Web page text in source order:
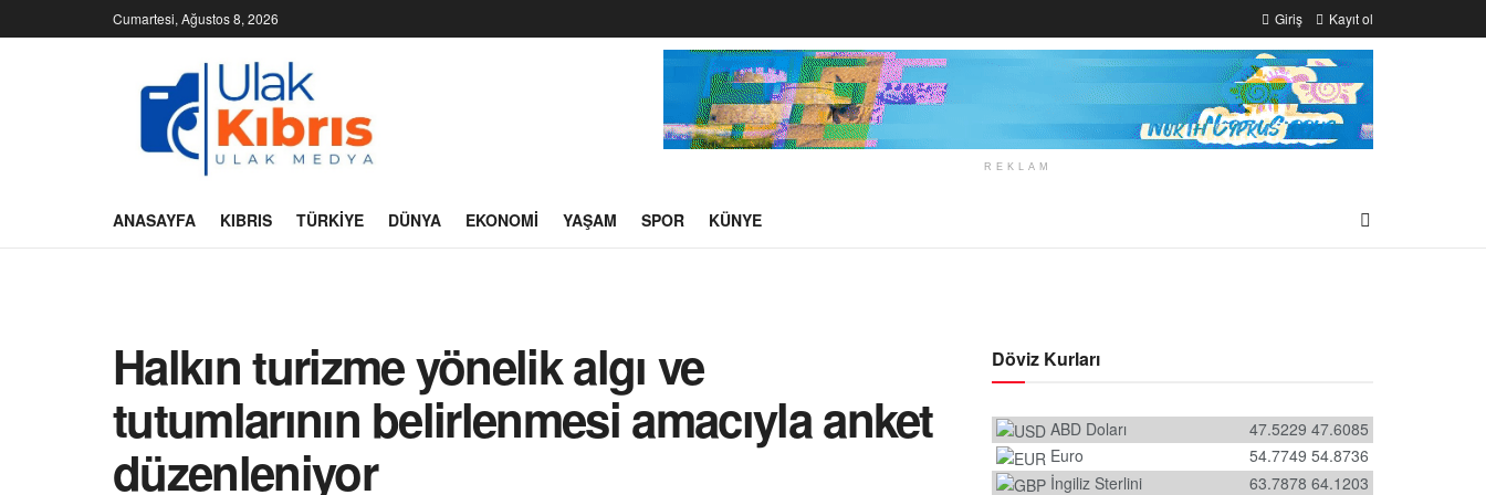
Cumartesi, Ağustos 8, 2026 Giriş Kayıt ol
REKLAM
ANASAYFA KIBRIS TÜRKIYE DÜNYA EKONOMI YAŞAM SPOR KÜNYE
Halkın turizme yönelik algı ve
tutumlarının belirlenmesi amacıyla anket
düzenleniyor
Döviz Kurları
ABD Doları 47.6085
47.5229
Euro
54.8736
54.7749
İngiliz Sterlini
64.1203
63.7878